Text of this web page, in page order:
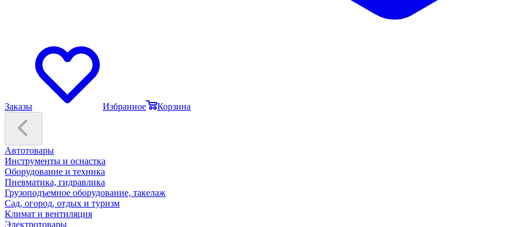
Заказы Избранное Корзина
Автотовары
Инструменты и оснастка
Оборудование и техника
Пневматика, гидравлика
Грузоподъемное оборудование, такелаж
Сад, огород, отдых и туризм
Климат и вентиляция
Электротовары